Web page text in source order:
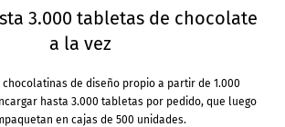
3.000 tabletas de chocolate
a la vez
chocolatinas de diseño propio a partir de 1.000
hasta 3.000 tabletas por pedido, que luego
en cajas de 500 unidades.